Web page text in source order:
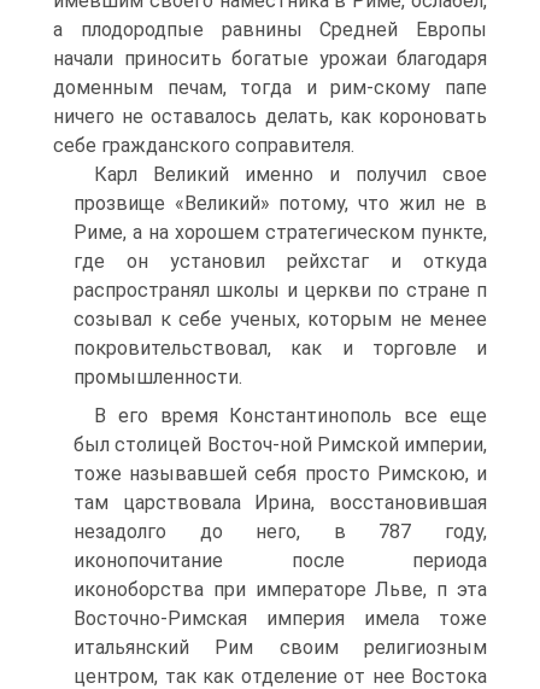
а плодородпые равнины Средней Европы
начали приносить богатые урожаи благодаря
доменным печам, тогда и рим-скому папе
ничего не оставалось делать, как короновать
себе гражданского соправителя.
Карл Великий именно и получил свое
прозвище «Великий» потому, что жил не в
Риме, а на хорошем стратегическом пункте,
где он установил рейхстаг и откуда
распространял школы и церкви по стране п
созывал к себе ученых, которым не менее
покровительствовал, как и торговле и
промышленности.
В его время Константинополь все еще
был столицей Восточ-ной Римской империи,
тоже называвшей себя просто Римскою, и
там царствовала Ирина, восстановившая
незадолго до него, в 787 году,
иконопочитание после периода
иконоборства при императоре Льве, п эта
Восточно-Римская империя имела тоже
итальянский Рим своим религиозным
центром, так как отделение от нее Востока